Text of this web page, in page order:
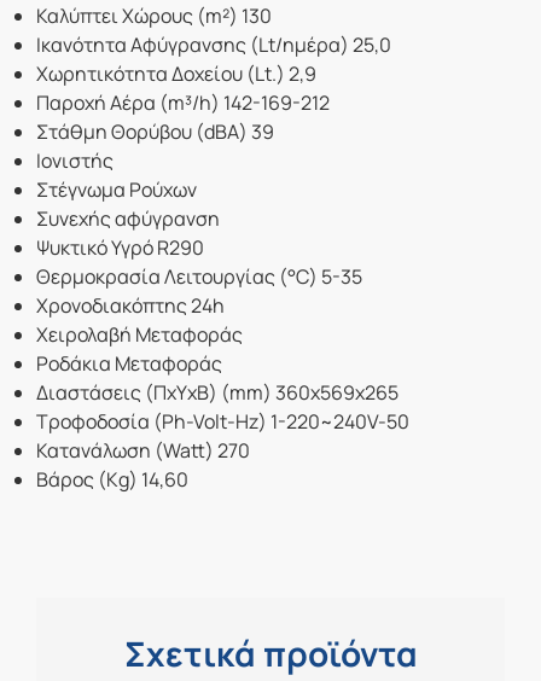
Καλύπτει Χώρους (m²) 130
Ικανότητα Αφύγρανσης (Lt/ημέρα) 25,0
Χωρητικότητα Δοχείου (Lt.) 2,9
Παροχή Αέρα (m³/h) 142-169-212
Στάθμη Θορύβου (dBA) 39
Ιονιστής
Στέγνωμα Ρούχων
Συνεχής αφύγρανση
Ψυκτικό Υγρό R290
Θερμοκρασία Λειτουργίας (°C) 5-35
Χρονοδιακόπτης 24h
Χειρολαβή Μεταφοράς
Ροδάκια Μεταφοράς
Διαστάσεις (ΠxΥxΒ) (mm) 360x569x265
Τροφοδοσία (Ph-Volt-Hz) 1-220~240V-50
Κατανάλωση (Watt) 270
Βάρος (Kg) 14,60
Σχετικά προϊόντα